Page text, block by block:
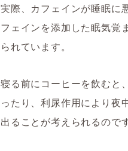
実際、カフェインが睡眠に
フェインを添加した眠気覚
られています。
寝る前にコーヒーを飲むと
ったり、利尿作用により夜
出ることが考えられるのです